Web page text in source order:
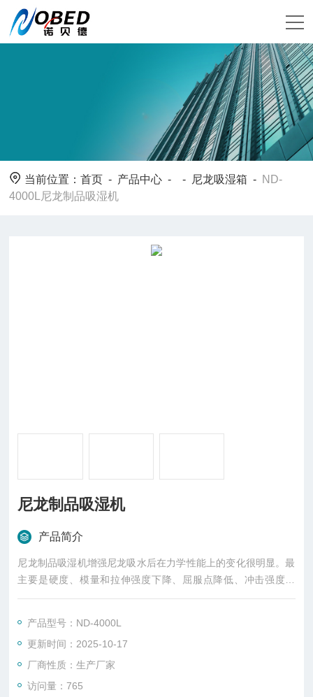
当前位置：首页 - 产品中心 - - 尼龙吸湿箱 - ND-
4000L尼龙制品吸湿机
尼龙制品吸湿机
产品简介
尼龙制品吸湿机增强尼龙吸水后在力学性能上的变化很明显。最
主要是硬度、模量和拉伸强度下降、屈服点降低、冲击强度增
加。增强尼龙的分子运动研究有核磁共振、动态力学松弛和介电
变发现，其玻璃化转变温度(Tg)对水分比较敏感，吸水之后，Tg
大幅下降。同时发现，Tg随吸水量增加而下降的过程具有阶段
性。起始下降迅速；当吸水质量分数超过一定值之后，下降缓
慢。
产品型号：ND-4000L
更新时间：2025-10-17
厂商性质：生产厂家
访问量：765